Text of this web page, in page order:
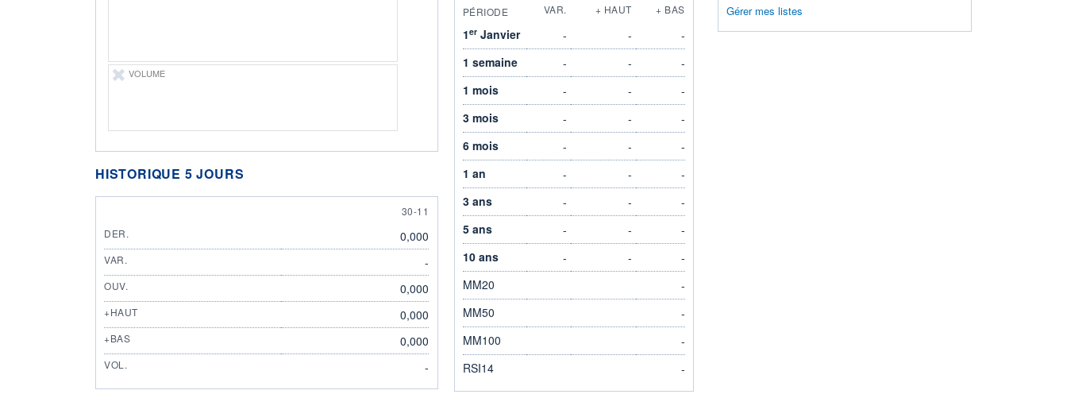
VOLUME
HISTORIQUE 5 JOURS
30 NOVEMBER
30-11
DER.
0,000
VAR. -
OUV. 0,000
+HAUT 0,000
+BAS 0,000
VOL. -
PÉRIODE VAR. + HAUT + BAS
1erJanvier - -
-
1 semaine
- -
-
1 mois
- -
-
3 mois
- -
-
6 mois
- -
-
1 an
- -
-
3 ans
- -
-
5 ans
- -
-
10 ans
- -
-
MM20
-
MM50
-
MM100
-
RSI14
-
Gérer mes listes